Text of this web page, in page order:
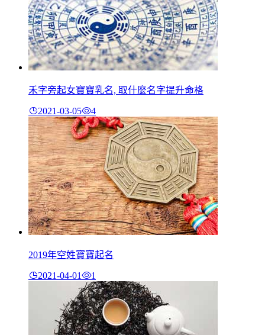
禾字旁起女寶寶乳名, 取什麼名字提升命格
2021-03-05 4
2019年空姓寶寶起名
2021-04-01 1